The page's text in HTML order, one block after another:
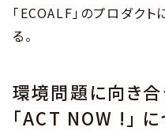
「ECOALF」のプロダク
る。
環境問題に向き
「ACT NOW !」